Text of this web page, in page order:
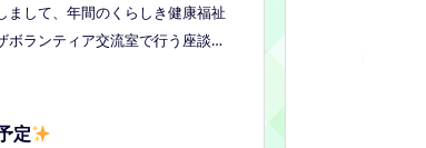
お申し込みください。または、公
、Instagramにメッセージを送っ
まして、年間のくらしき健康福祉
ボランティア交流室で行う座談会
す。 ※予定ですので、変更の場合
定